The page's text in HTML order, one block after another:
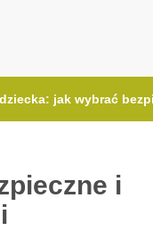
jak wybrać
i